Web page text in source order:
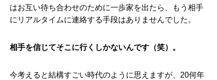
はお互い待ち合わせのために一歩家を出たら、もう相手
にリアルタイムに連絡する手段はありませんでした。
相手を信じてそこに行くしかないんです（笑）。
今考えると結構すごい時代のように思えますが、20何年